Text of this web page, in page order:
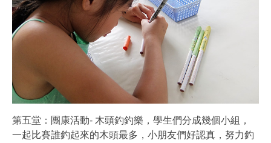
第五堂：團康活動- 木頭釣釣樂，學生們分成幾個小組，
一起比賽誰釣起來的木頭最多，小朋友們好認真，努力釣